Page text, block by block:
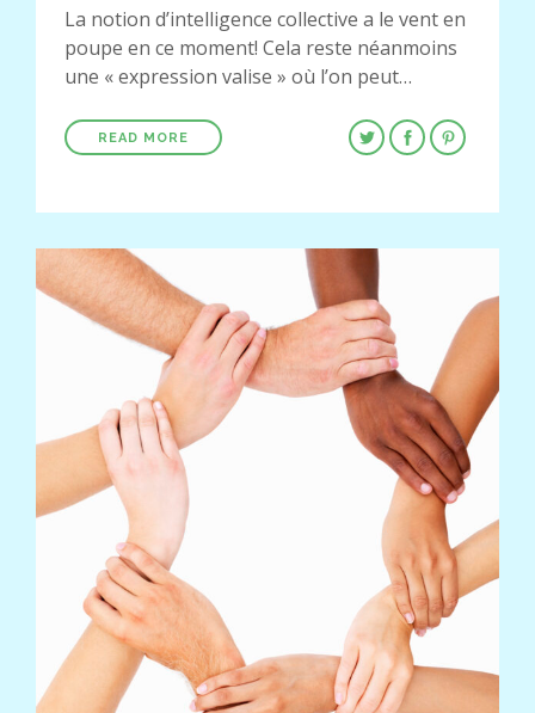
La notion d’intelligence collective a le vent en
poupe en ce moment! Cela reste néanmoins
une « expression valise » où l’on peut…
READ MORE